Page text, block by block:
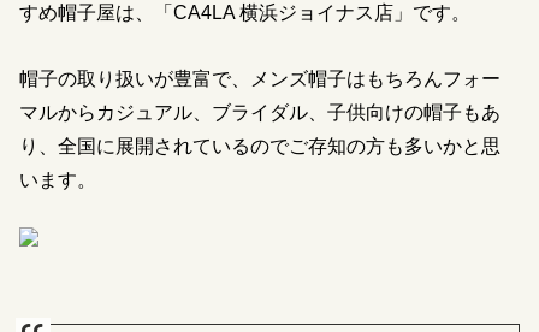
すめ帽子屋は、「CA4LA 横浜ジョイナス店」です。
帽子の取り扱いが豊富で、メンズ帽子はもちろんフォー
マルからカジュアル、ブライダル、子供向けの帽子もあ
り、全国に展開されているのでご存知の方も多いかと思
います。